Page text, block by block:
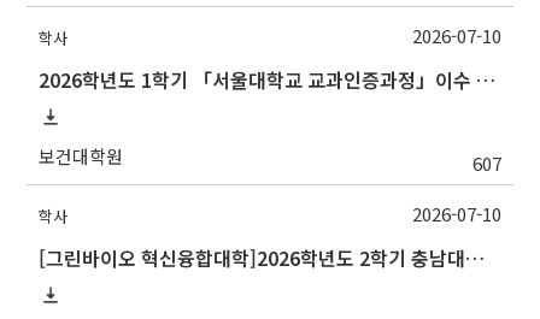
학사
2026학년도 1학기 「서울대학교 교과인증과정」이수 신청 안내
보건대학원 607
2026-07-10
학사
[그린바이오 혁신융합대학]2026학년도 2학기 충남대학교 교류 수학 안내
2026-07-10